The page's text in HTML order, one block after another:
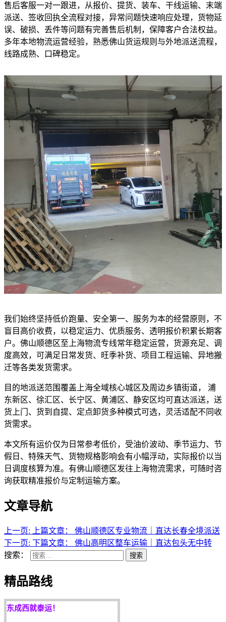
售后客服一对一跟进，从报价、提货、装车、干线运输、末端
派送、签收回执全流程对接，异常问题快速响应处理，货物延
误、破损、丢件等问题有完善售后机制，保障客户合法权益。
多年本地物流运营经验，熟悉佛山货运规则与外地派送流程，
线路成熟、口碑稳定。
我们始终坚持低价跑量、安全第一、服务为本的经营原则，不
盲目高价收费，以稳定运力、优质服务、透明报价积累长期客
户。佛山顺德区至上海物流专线常年稳定运营，货源充足、调
度高效，可满足日常发货、旺季补货、项目工程运输、异地搬
迁等各类发货需求。
目的地派送范围覆盖上海全域核心城区及周边乡镇街道， 浦
东新区、徐汇区、长宁区、黄浦区、静安区均可直达派送，送
货上门、货到自提、定点卸货多种模式可选，灵活适配不同收
货需求。
本文所有运价仅为日常参考低价，受油价波动、季节运力、节
假日、特殊天气、货物规格影响会有小幅浮动，实际报价以当
日调度核算为准。有佛山顺德区发往上海物流需求，可随时咨
询获取精准报价与定制运输方案。
文章导航
上一页: 上篇文章：
佛山顺德区专业物流｜直达长春全境派送
下一页: 下篇文章：
佛山高明区整车运输｜直达包头无中转
搜索：
搜索
精品路线
天开地辟宏基，
途鸽快运精品路线：